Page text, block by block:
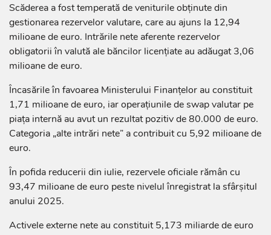
Scăderea a fost temperată de veniturile obținute din
gestionarea rezervelor valutare, care au ajuns la 12,94
milioane de euro. Intrările nete aferente rezervelor
obligatorii în valută ale băncilor licențiate au adăugat 3,06
milioane de euro.
Încasările în favoarea Ministerului Finanțelor au constituit
1,71 milioane de euro, iar operațiunile de swap valutar pe
piața internă au avut un rezultat pozitiv de 80.000 de euro.
Categoria „alte intrări nete” a contribuit cu 5,92 milioane de
euro.
În pofida reducerii din iulie, rezervele oficiale rămân cu
93,47 milioane de euro peste nivelul înregistrat la sfârșitul
anului 2025.
Activele externe nete au constituit 5,173 miliarde de euro